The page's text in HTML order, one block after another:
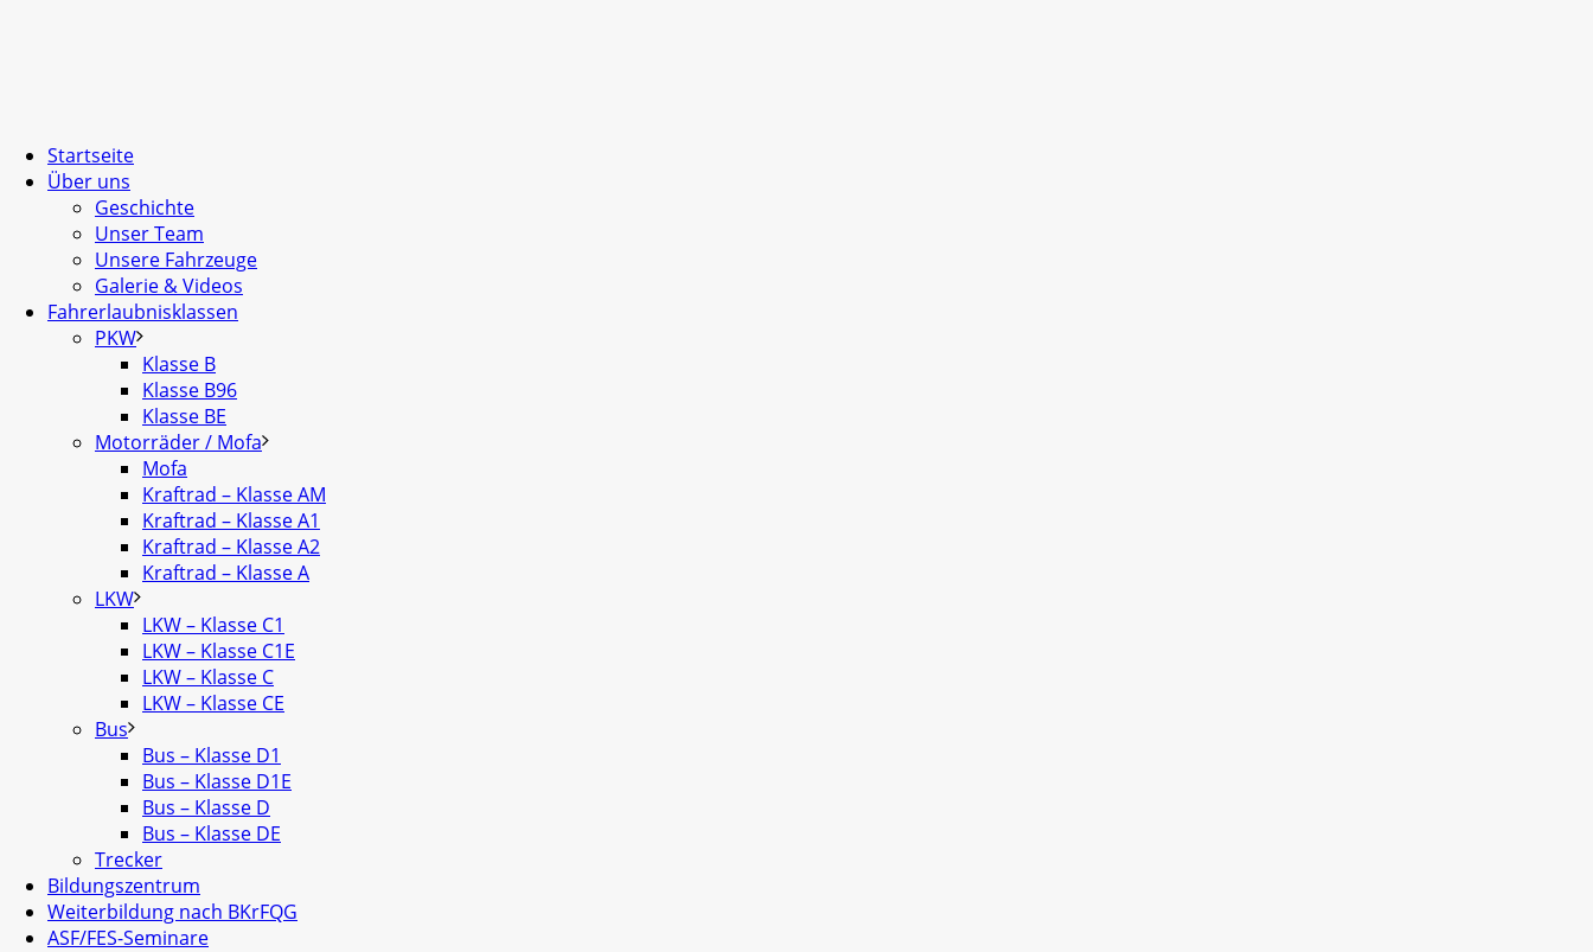
Startseite
Über uns
Geschichte
Unser Team
Unsere Fahrzeuge
Galerie & Videos
Fahrerlaubnisklassen
PKW
Klasse B
Klasse B96
Klasse BE
Motorräder / Mofa
Mofa
Kraftrad – Klasse AM
Kraftrad – Klasse A1
Kraftrad – Klasse A2
Kraftrad – Klasse A
LKW
LKW – Klasse C1
LKW – Klasse C1E
LKW – Klasse C
LKW – Klasse CE
Bus
Bus – Klasse D1
Bus – Klasse D1E
Bus – Klasse D
Bus – Klasse DE
Trecker
Bildungszentrum
Weiterbildung nach BKrFQG
ASF/FES-Seminare